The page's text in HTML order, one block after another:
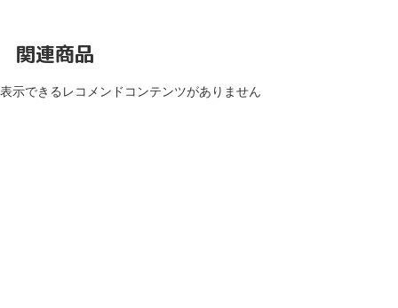
関連商品
表示できるレコメンドコンテンツがありません